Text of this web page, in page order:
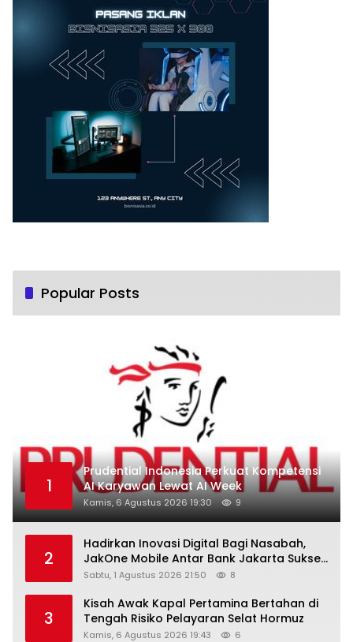
Popular Posts
1
Prudential Indonesia Perkuat Kompetensi
AI Karyawan Lewat AI Week
Kamis, 6 Agustus 2026 19:30 9
2
Hadirkan Inovasi Digital Bagi Nasabah,
JakOne Mobile Antar Bank Jakarta Sukses
Raih Digital Excellence Awards 2026
Sabtu, 1 Agustus 2026 21:50 8
3
Kisah Awak Kapal Pertamina Bertahan di
Tengah Risiko Pelayaran Selat Hormuz
Kamis, 6 Agustus 2026 19:43 6